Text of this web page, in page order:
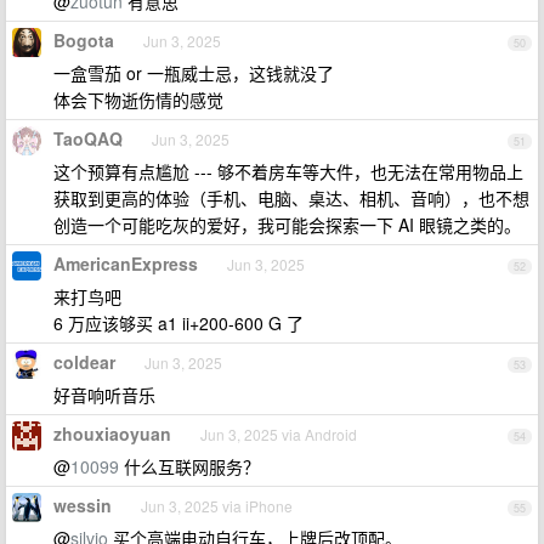
50
Bogota Jun 3, 2025
一盒雪茄 or 一瓶威士忌，这钱就没了
体会下物逝伤情的感觉
51
TaoQAQ Jun 3, 2025
这个预算有点尴尬 --- 够不着房车等大件，也无法在常用物品上
获取到更高的体验（手机、电脑、桌达、相机、音响），也不想
创造一个可能吃灰的爱好，我可能会探索一下 AI 眼镜之类的。
52
AmericanExpress Jun 3, 2025
来打鸟吧
6 万应该够买 a1 ii+200-600 G 了
53
coldear Jun 3, 2025
好音响听音乐
54
zhouxiaoyuan Jun 3, 2025 via Android
@10099 什么互联网服务？
55
wessin Jun 3, 2025 via iPhone
@silvio 买个高端电动自行车，上牌后改顶配。